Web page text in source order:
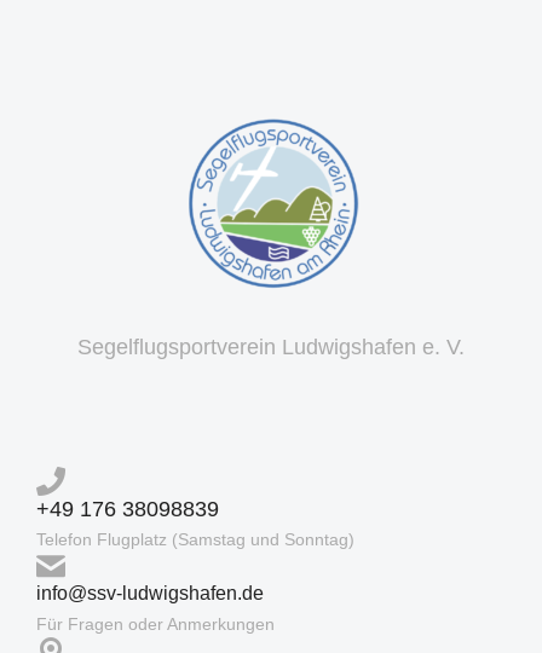
Segelflugsportverein Ludwigshafen e. V.
+49 176 38098839
Telefon Flugplatz (Samstag und Sonntag)
info@ssv-ludwigshafen.de
Für Fragen oder Anmerkungen